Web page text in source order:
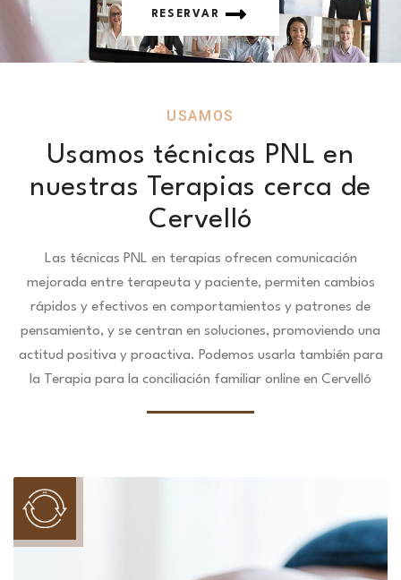
RESERVAR
USAMOS
Usamos técnicas PNL en
nuestras Terapias cerca de
Cervelló
Las técnicas PNL en terapias ofrecen comunicación
mejorada entre terapeuta y paciente, permiten cambios
rápidos y efectivos en comportamientos y patrones de
pensamiento, y se centran en soluciones, promoviendo una
actitud positiva y proactiva. Podemos usarla también para
la Terapia para la conciliación familiar online en Cervelló